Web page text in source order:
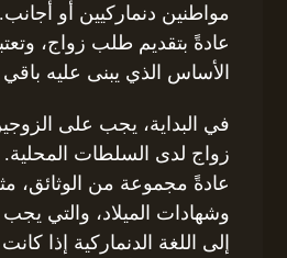
مواطنين دنماركيين أو أجانب.
عادةً بتقديم طلب زواج،
الأساس الذي يبنى عليه باقي
في البداية، يجب على
زواج لدى السلطات
عادةً مجموعة من الوثائق،
وشهادات الميلاد، والتي
إلى اللغة الدنماركية إذا